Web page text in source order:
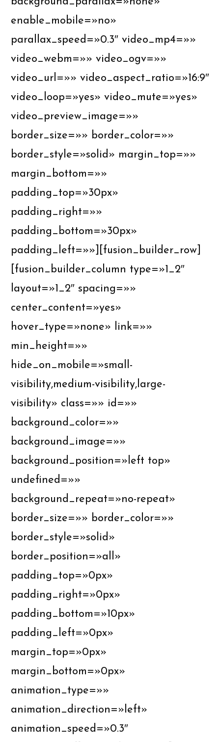
enable_mobile=»no»
parallax_speed=»0.3″ video_mp4=»»
video_webm=»» video_ogv=»»
video_url=»» video_aspect_ratio=»16:9″
video_loop=»yes» video_mute=»yes»
video_preview_image=»»
border_size=»» border_color=»»
border_style=»solid» margin_top=»»
margin_bottom=»»
padding_top=»30px»
padding_right=»»
padding_bottom=»30px»
padding_left=»»][fusion_builder_row]
[fusion_builder_column type=»1_2″
layout=»1_2″ spacing=»»
center_content=»yes»
hover_type=»none» link=»»
min_height=»»
hide_on_mobile=»small-
visibility,medium-visibility,large-
visibility» class=»» id=»»
background_color=»»
background_image=»»
background_position=»left top»
undefined=»»
background_repeat=»no-repeat»
border_size=»» border_color=»»
border_style=»solid»
border_position=»all»
padding_top=»0px»
padding_right=»0px»
padding_bottom=»10px»
padding_left=»0px»
margin_top=»0px»
margin_bottom=»0px»
animation_type=»»
animation_direction=»left»
animation_speed=»0.3″